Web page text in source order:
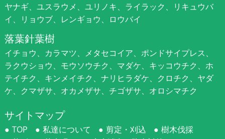
ヤナギ、ユスラウメ、ユリノキ、ライラック、リキュウバ
イ、リョウブ、レンギョウ、ロウバイ
落葉針葉樹
イチョウ、カラマツ、メタセコイア、ポンドサイプレス、
ラクウショウ、モウソウチク、マダケ、キッコウチク、ホ
テイチク、キンメイチク、ナリヒラダケ、クロチク、ヤダ
ケ、クマザサ、オカメザサ、チゴザサ、オロシマチク
サイトマップ
TOP 私達について 剪定・刈込
樹木伐採